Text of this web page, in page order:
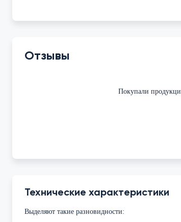
Отзывы
Покупали
Технические характеристики
Выделяют такие разновидности: